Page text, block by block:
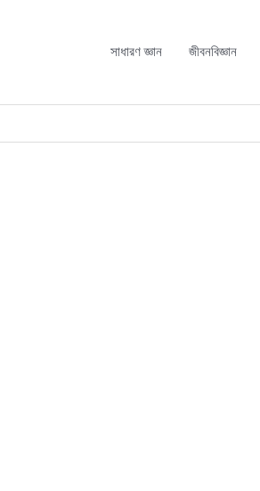
সাধারণ জ্ঞান জীবনবিজ্ঞান